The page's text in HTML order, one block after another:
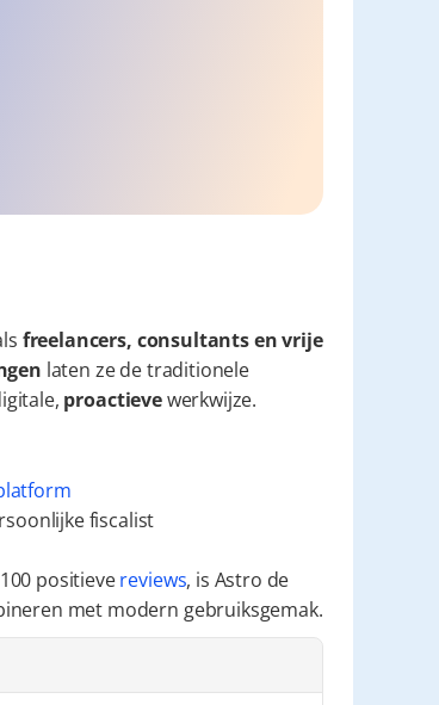
freelancers, consultants en vrije
laten ze de traditionele
proactieve werkwijze.
fiscalist
positieve reviews, is Astro de
met modern gebruiksgemak.